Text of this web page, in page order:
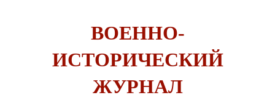
ВОЕННО-
ИСТОРИЧЕСКИЙ
ЖУРНАЛ